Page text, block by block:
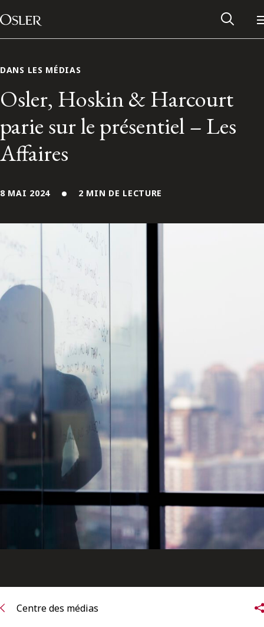
Passer au contenu
Main Navigation
Réseau des anciens d’Osler
Contactez-nous
S’abonner aux articles Osler
DANS LES MÉDIAS
Osler, Hoskin & Harcourt
parie sur le présentiel – Les
Affaires
8 MAI 2024 2 MIN DE LECTURE
Centre des médias